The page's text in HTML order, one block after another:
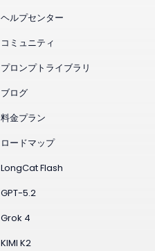
ヘルプセンター
コミュニティ
プロンプトライブラリ
ブログ
料金プラン
ロードマップ
LongCat Flash
GPT-5.2
Grok 4
KIMI K2